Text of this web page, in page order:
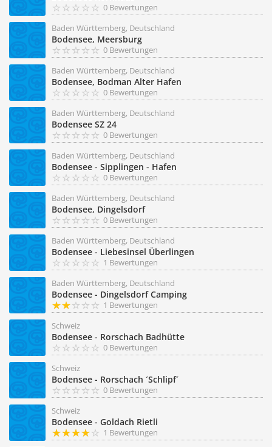
0 Bewertungen
Baden Württemberg, Deutschland
Bodensee, Meersburg
0 Bewertungen
Baden Württemberg, Deutschland
Bodensee, Bodman Alter Hafen
0 Bewertungen
Baden Württemberg, Deutschland
Bodensee SZ 24
0 Bewertungen
Baden Württemberg, Deutschland
Bodensee - Sipplingen - Hafen
0 Bewertungen
Baden Württemberg, Deutschland
Bodensee, Dingelsdorf
0 Bewertungen
Baden Württemberg, Deutschland
Bodensee - Liebesinsel Überlingen
1 Bewertungen
Baden Württemberg, Deutschland
Bodensee - Dingelsdorf Camping
1 Bewertungen
Schweiz
Bodensee - Rorschach Badhütte
0 Bewertungen
Schweiz
Bodensee - Rorschach ´Schlipf´
0 Bewertungen
Schweiz
Bodensee - Goldach Rietli
1 Bewertungen